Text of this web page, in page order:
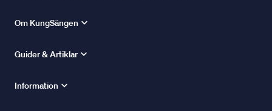
Om KungSängen
Guider & Artiklar
Information